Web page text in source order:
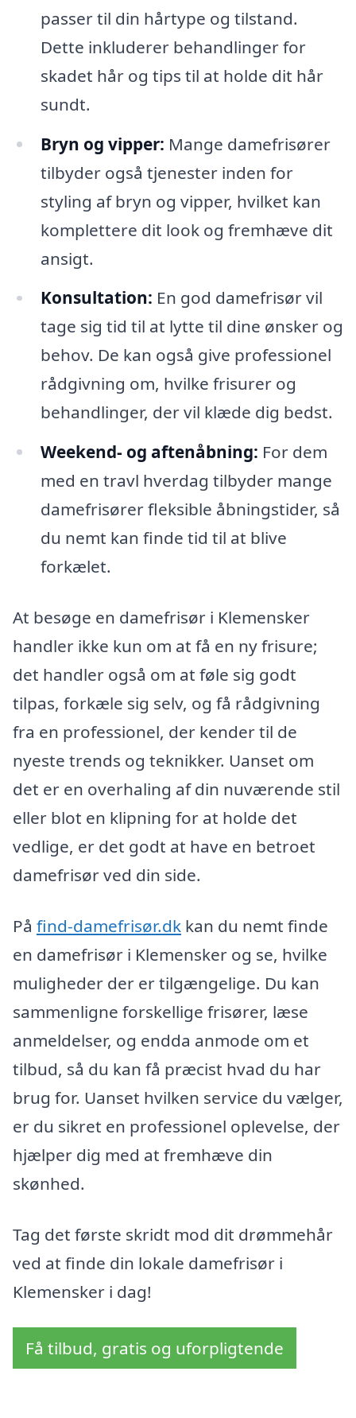
passer til din hårtype og tilstand.
Dette inkluderer behandlinger for
skadet hår og tips til at holde dit hår
sundt.
Bryn og vipper: Mange damefrisører
tilbyder også tjenester inden for
styling af bryn og vipper, hvilket kan
komplettere dit look og fremhæve dit
ansigt.
Konsultation: En god damefrisør vil
tage sig tid til at lytte til dine ønsker og
behov. De kan også give professionel
rådgivning om, hvilke frisurer og
behandlinger, der vil klæde dig bedst.
Weekend- og aftenåbning: For dem
med en travl hverdag tilbyder mange
damefrisører fleksible åbningstider, så
du nemt kan finde tid til at blive
forkælet.
At besøge en damefrisør i Klemensker
handler ikke kun om at få en ny frisure;
det handler også om at føle sig godt
tilpas, forkæle sig selv, og få rådgivning
fra en professionel, der kender til de
nyeste trends og teknikker. Uanset om
det er en overhaling af din nuværende stil
eller blot en klipning for at holde det
vedlige, er det godt at have en betroet
damefrisør ved din side.
På find-damefrisør.dk kan du nemt finde
en damefrisør i Klemensker og se, hvilke
muligheder der er tilgængelige. Du kan
sammenligne forskellige frisører, læse
anmeldelser, og endda anmode om et
tilbud, så du kan få præcist hvad du har
brug for. Uanset hvilken service du vælger,
er du sikret en professionel oplevelse, der
hjælper dig med at fremhæve din
skønhed.
Tag det første skridt mod dit drømmehår
ved at finde din lokale damefrisør i
Klemensker i dag!
Få tilbud, gratis og uforpligtende